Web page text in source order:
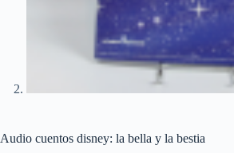
Audio cuentos disney: la bella y la bestia